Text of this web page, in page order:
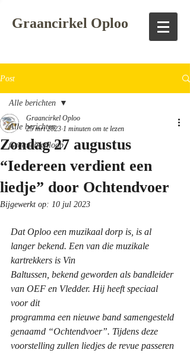
Graancirkel Oploo
Post
Alle berichten
Graancirkelloop
Alle berichten
Zondag 27 augustus
“Iedereen verdient een
liedje” door Ochtendvoer
Graancirkel Oploo
25 mrt 2023 1 minuten om te lezen
Bijgewerkt op: 10 jul 2023
Dat Oploo een muzikaal dorp is, is al
langer bekend. Een van die muzikale
kartrekkers is Vin
Baltussen, bekend geworden als bandleider
van OEF en Vledder. Hij heeft speciaal
voor dit
programma een nieuwe band samengesteld
genaamd “Ochtendvoer”. Tijdens deze
voorstelling zullen liedjes de revue passeren